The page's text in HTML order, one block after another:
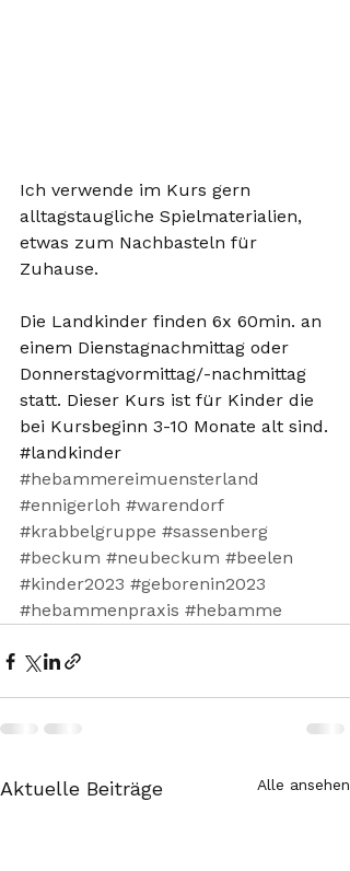
Ich verwende im Kurs gern
alltagstaugliche Spielmaterialien,
etwas zum Nachbasteln für
Zuhause.
Die Landkinder finden 6x 60min. an
einem Dienstagnachmittag oder
Donnerstagvormittag/-nachmittag
statt. Dieser Kurs ist für Kinder die
bei Kursbeginn 3-10 Monate alt sind.
​#landkinder
#hebammereimuensterland
#ennigerloh #warendorf
#krabbelgruppe #sassenberg
#beckum #neubeckum #beelen
#kinder2023 #geborenin2023
#hebammenpraxis #hebamme
Aktuelle Beiträge Alle ansehen